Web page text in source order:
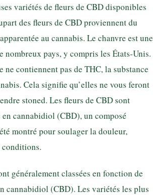
variétés de fleurs de CBD disponibles
des fleurs de CBD proviennent du
au cannabis. Le chanvre est une
nombreux pays, y compris les États-Unis.
ne contiennent pas de THC, la substance
Cela signifie qu’elles ne vous feront
stoned. Les fleurs de CBD sont
cannabidiol (CBD), un composé
montré pour soulager la douleur,
conditions.
généralement classées en fonction de
cannabidiol (CBD). Les variétés les plus